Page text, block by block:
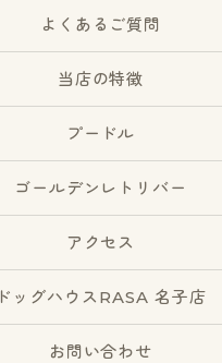
よくあるご質問
当店の特徴
プードル
ゴールデンレトリバー
アクセス
ドッグハウスRASA 名子店
お問い合わせ